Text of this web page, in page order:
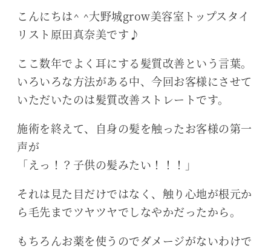
こんにちは^ ^大野城grow美容室トップスタイ
リスト原田真奈美です♪
ここ数年でよく耳にする髪質改善という言葉。
いろいろな方法がある中、今回お客様にさせて
いただいたのは髪質改善ストレートです。
施術を終えて、自身の髪を触ったお客様の第一
声が
「えっ！？子供の髪みたい！！！」
それは見た目だけではなく、触り心地が根元か
ら毛先までツヤツヤでしなやかだったから。
もちろんお薬を使うのでダメージがないわけで